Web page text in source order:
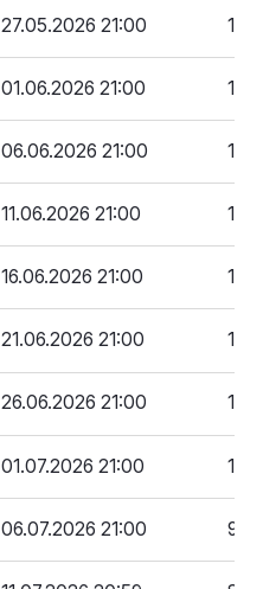
27.05.2026 21:00
01.06.2026 21:00
06.06.2026 21:00
11.06.2026 21:00
16.06.2026 21:00
21.06.2026 21:00 117
26.06.2026 21:00 108
01.07.2026 21:00
06.07.2026 21:00 92